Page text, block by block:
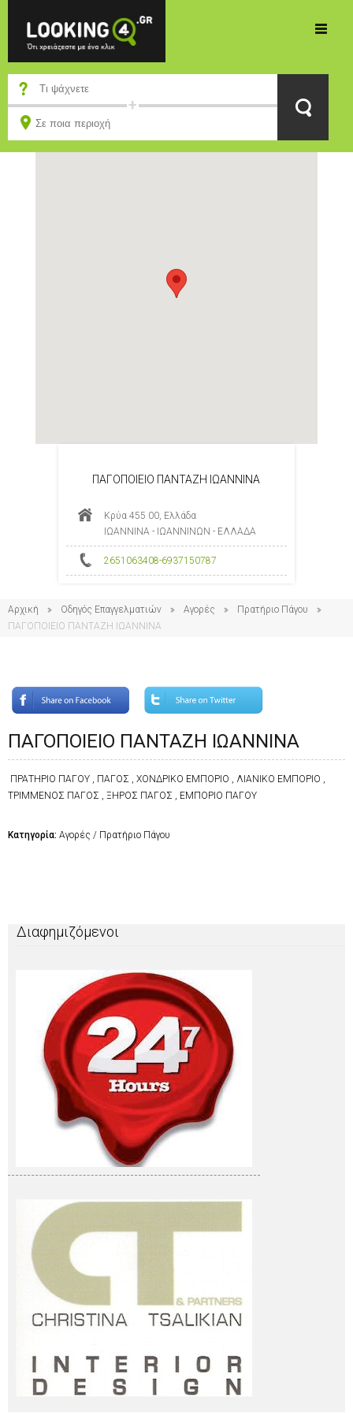
ΠΑΓΟΠΟΙΕΙΟ ΠΑΝΤΑΖΗ ΙΩΑΝΝΙΝΑ
Κρύα 455 00, Ελλάδα
ΙΩΑΝΝΙΝΑ - ΙΩΑΝΝΙΝΩΝ - ΕΛΛΑΔΑ
2651063408-6937150787
Αρχική Οδηγός Επαγγελματιών Αγορές
Πρατήριο Πάγου
ΠΑΓΟΠΟΙΕΙΟ ΠΑΝΤΑΖΗ ΙΩΑΝΝΙΝΑ
ΠΑΓΟΠΟΙΕΙΟ ΠΑΝΤΑΖΗ ΙΩΑΝΝΙΝΑ
ΠΡΑΤΗΡΙΟ ΠΑΓΟΥ , ΠΑΓΟΣ , ΧΟΝΔΡΙΚΟ ΕΜΠΟΡΙΟ , ΛΙΑΝΙΚΟ ΕΜΠΟΡΙΟ ,
ΤΡΙΜΜΕΝΟΣ ΠΑΓΟΣ , ΞΗΡΟΣ ΠΑΓΟΣ , ΕΜΠΟΡΙΟ ΠΑΓΟΥ
Κατηγορία: Αγορές / Πρατήριο Πάγου
Διαφημιζόμενοι